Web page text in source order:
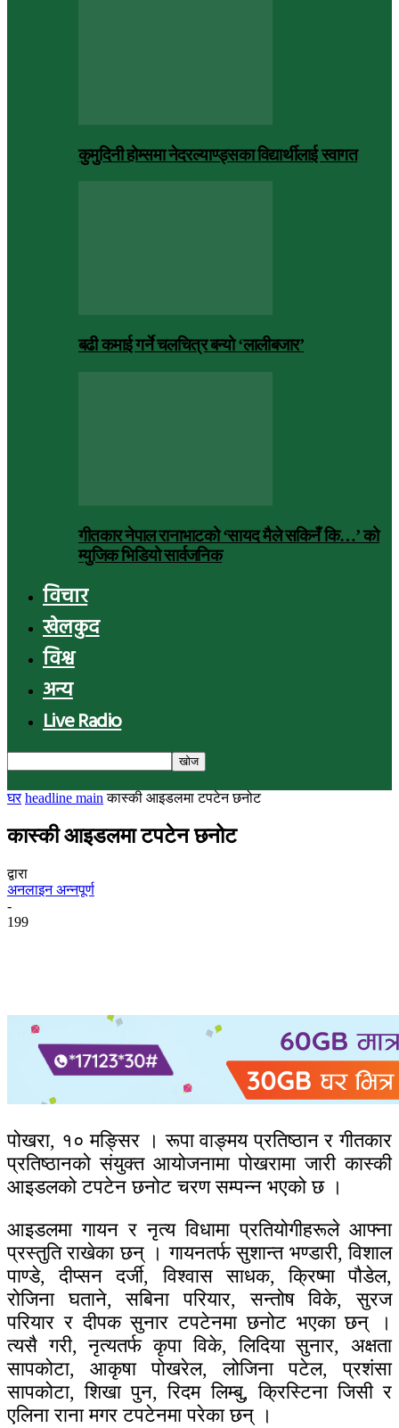
कुमुदिनी होम्समा नेदरल्याण्ड्सका विद्यार्थीलाई स्वागत
बढी कमाई गर्ने चलचित्र बन्यो ‘लालीबजार’
गीतकार नेपाल रानाभाटको ‘सायद मैले सकिनँ कि…’ को
म्युजिक भिडियो सार्वजनिक
विचार
खेलकुद
विश्व
अन्य
Live Radio
घर headline main कास्की आइडलमा टपटेन छनोट
कास्की आइडलमा टपटेन छनोट
द्वारा
अनलाइन अन्नपूर्ण
-
199
पोखरा, १० मङ्सिर । रूपा वाङ्मय प्रतिष्ठान र गीतकार
प्रतिष्ठानको संयुक्त आयोजनामा पोखरामा जारी कास्की
आइडलको टपटेन छनोट चरण सम्पन्न भएको छ ।
आइडलमा गायन र नृत्य विधामा प्रतियोगीहरूले आफ्ना
प्रस्तुति राखेका छन् । गायनतर्फ सुशान्त भण्डारी, विशाल
पाण्डे, दीप्सन दर्जी, विश्वास साधक, क्रिष्मा पौडेल,
रोजिना घताने, सबिना परियार, सन्तोष विके, सुरज
परियार र दीपक सुनार टपटेनमा छनोट भएका छन् ।
त्यसै गरी, नृत्यतर्फ कृपा विके, लिदिया सुनार, अक्षता
सापकोटा, आकृषा पोखरेल, लोजिना पटेल, प्रशंसा
सापकोटा, शिखा पुन, रिदम लिम्बु, क्रिस्टिना जिसी र
एलिना राना मगर टपटेनमा परेका छन् ।